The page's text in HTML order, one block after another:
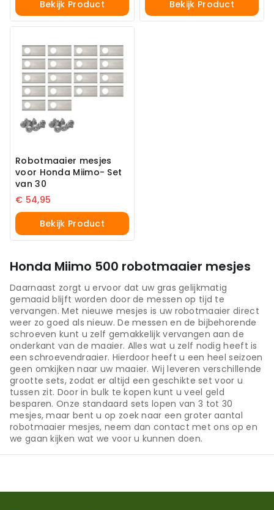
Bekijk Product
Bekijk Product
Robotmaaier mesjes
voor Honda Miimo- Set
van 30
€ 54,95
Bekijk Product
Honda Miimo 500 robotmaaier mesjes
Daarnaast zorgt u ervoor dat uw gras gelijkmatig
gemaaid blijft worden door de messen op tijd te
vervangen. Met nieuwe mesjes is uw robotmaaier direct
weer zo goed als nieuw. De messen en de bijbehorende
schroeven kunt u zelf gemakkelijk vervangen aan de
onderkant van de maaier. Alles wat u zelf nodig heeft is
een schroevendraaier. Hierdoor heeft u een heel seizoen
geen omkijken naar uw maaier. Wij leveren verschillende
grootte sets, zodat er altijd een geschikte set voor u
tussen zit. Door in bulk te kopen kunt u veel geld
besparen. Onze standaard sets lopen van 3 tot 30
mesjes, maar bent u op zoek naar een groter aantal
robotmaaier mesjes, neem dan contact met ons op en
we gaan kijken wat we voor u kunnen doen.